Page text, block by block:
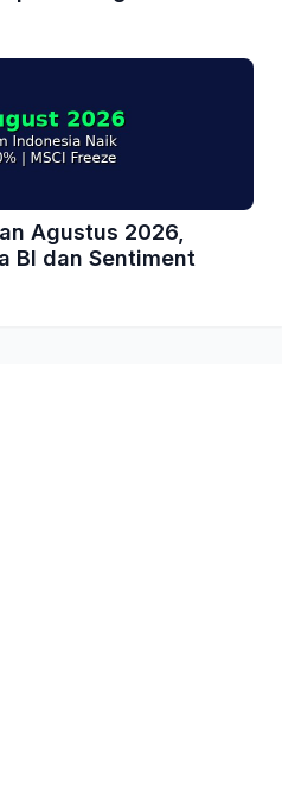
Agustus 2026,
BI dan Sentiment